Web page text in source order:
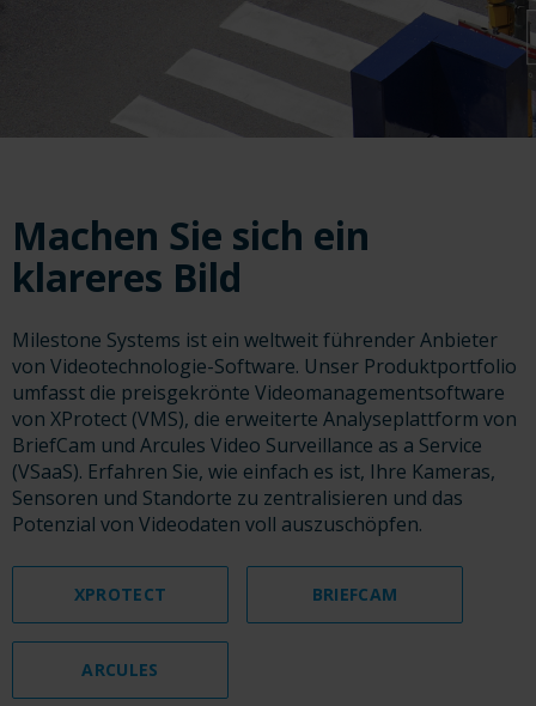
Machen Sie sich ein
klareres Bild
Milestone Systems ist ein weltweit führender Anbieter
von Videotechnologie-Software. Unser Produktportfolio
umfasst die preisgekrönte Videomanagementsoftware
von XProtect (VMS), die erweiterte Analyseplattform von
BriefCam und Arcules Video Surveillance as a Service
(VSaaS). Erfahren Sie, wie einfach es ist, Ihre Kameras,
Sensoren und Standorte zu zentralisieren und das
Potenzial von Videodaten voll auszuschöpfen.
XPROTECT BRIEFCAM
ARCULES